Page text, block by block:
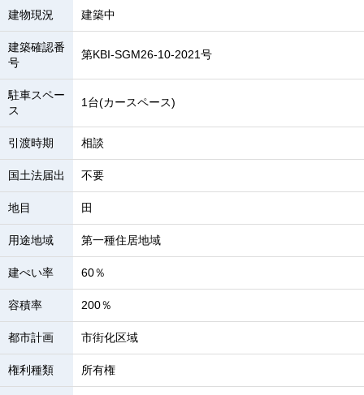
建物現況 建築中
建築確認番
号
第KBI-SGM26-10-2021号
駐車スペー
ス
1台(カースペース)
引渡時期 相談
国土法届出 不要
地目 田
用途地域 第一種住居地域
建ぺい率 60％
容積率 200％
都市計画 市街化区域
権利種類 所有権